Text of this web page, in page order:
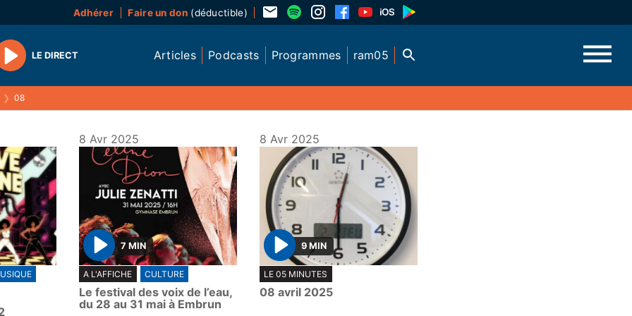
Adhérer Faire un don(déductible)
Play
LE DIRECT Articles Podcasts Programmes ram05
❯ 08
8 Avr 2025
P
l
a
y
7 MIN
A L'AFFICHE CULTURE
Le festival des voix de l’eau,
du 28 au 31 mai à Embrun
8 Avr 2025
P
l
a
9 MIN
LE 05 MINUTES
08 avril 2025